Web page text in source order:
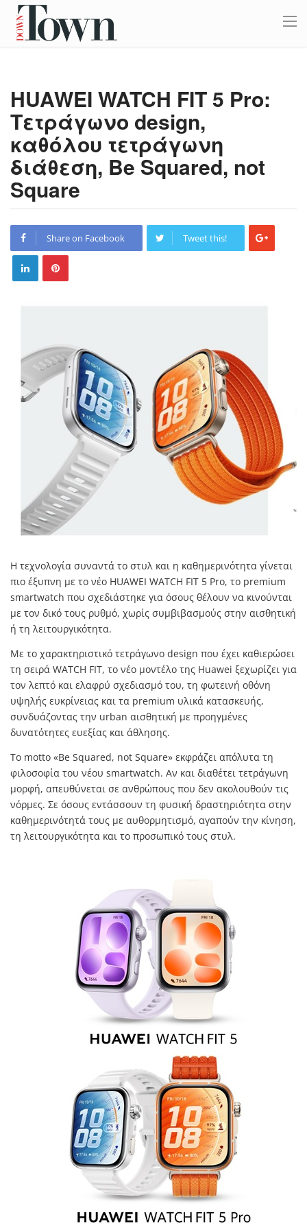
HUAWEI WATCH FIT 5 Pro:
Τετράγωνο design,
καθόλου τετράγωνη
διάθεση, Be Squared, not
Square
Share on Facebook Tweet this!
Η τεχνολογία συναντά το στυλ και η καθημερινότητα γίνεται
πιο έξυπνη με το νέο HUAWEI WATCH FIT 5 Pro, το premium
smartwatch που σχεδιάστηκε για όσους θέλουν να κινούνται
με τον δικό τους ρυθμό, χωρίς συμβιβασμούς στην αισθητική
ή τη λειτουργικότητα.
Με το χαρακτηριστικό τετράγωνο design που έχει καθιερώσει
τη σειρά WATCH FIT, το νέο μοντέλο της Huawei ξεχωρίζει για
τον λεπτό και ελαφρύ σχεδιασμό του, τη φωτεινή οθόνη
υψηλής ευκρίνειας και τα premium υλικά κατασκευής,
συνδυάζοντας την urban αισθητική με προηγμένες
δυνατότητες ευεξίας και άθλησης.
Το motto «Be Squared, not Square» εκφράζει απόλυτα τη
φιλοσοφία του νέου smartwatch. Αν και διαθέτει τετράγωνη
μορφή, απευθύνεται σε ανθρώπους που δεν ακολουθούν τις
νόρμες. Σε όσους εντάσσουν τη φυσική δραστηριότητα στην
καθημερινότητά τους με αυθορμητισμό, αγαπούν την κίνηση,
τη λειτουργικότητα και το προσωπικό τους στυλ.